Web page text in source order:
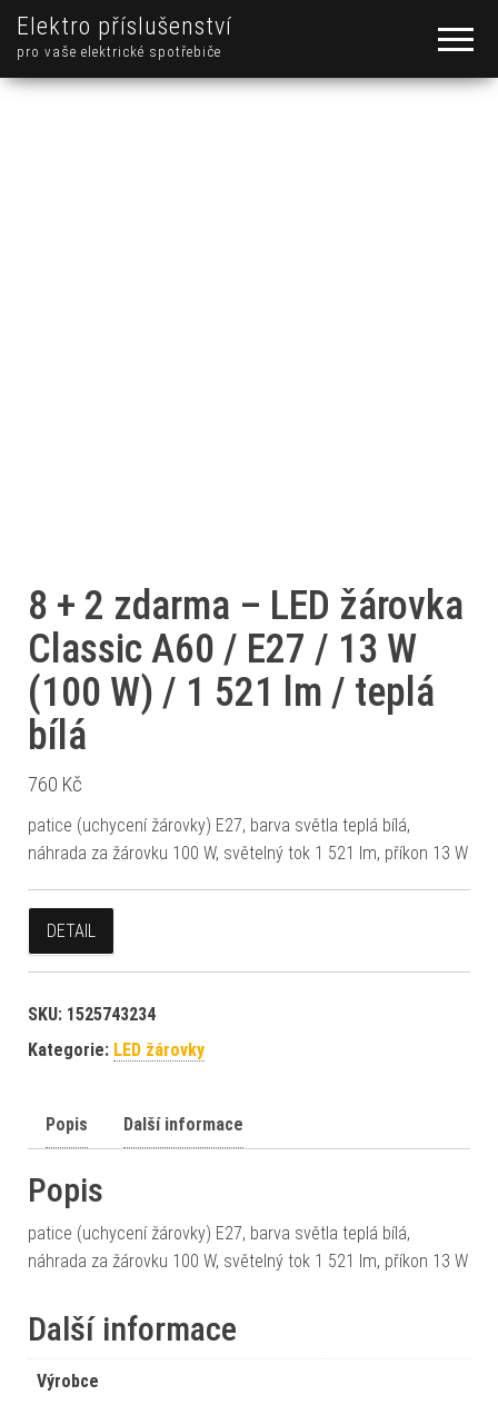
Elektro příslušenství
pro vaše elektrické spotřebiče
8 + 2 zdarma – LED žárovka
Classic A60 / E27 / 13 W
(100 W) / 1 521 lm / teplá
bílá
760 Kč
patice (uchycení žárovky) E27, barva světla teplá bílá,
náhrada za žárovku 100 W, světelný tok 1 521 lm, příkon 13 W
DETAIL
SKU: 1525743234
Kategorie: LED žárovky
Popis Další informace
Popis
patice (uchycení žárovky) E27, barva světla teplá bílá,
náhrada za žárovku 100 W, světelný tok 1 521 lm, příkon 13 W
Další informace
Výrobce